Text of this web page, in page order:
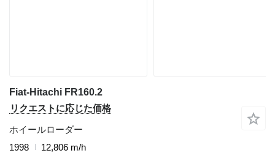
Fiat-Hitachi FR160.2
リクエストに応じた価格
ホイールローダー
1998
12,806 m/h